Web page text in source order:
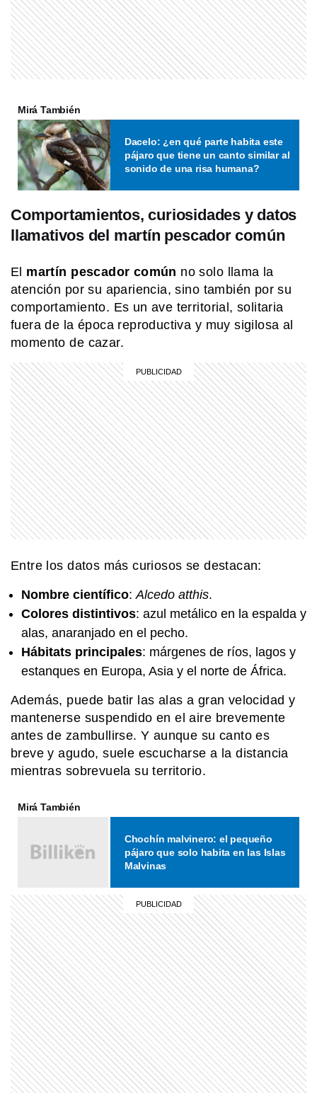
Mirá También
Dacelo: ¿en qué parte habita este
pájaro que tiene un canto similar al
sonido de una risa humana?
Comportamientos, curiosidades y datos
llamativos del martín pescador común
El martín pescador común no solo llama la
atención por su apariencia, sino también por su
comportamiento. Es un ave territorial, solitaria
fuera de la época reproductiva y muy sigilosa al
momento de cazar.
Entre los datos más curiosos se destacan:
Nombre científico:Alcedo atthis.
Colores distintivos: azul metálico en la espalda y
alas, anaranjado en el pecho.
Hábitats principales: márgenes de ríos, lagos y
estanques en Europa, Asia y el norte de África.
Además, puede batir las alas a gran velocidad y
mantenerse suspendido en el aire brevemente
antes de zambullirse. Y aunque su canto es
breve y agudo, suele escucharse a la distancia
mientras sobrevuela su territorio.
Mirá También
Chochín malvinero: el pequeño
pájaro que solo habita en las Islas
Malvinas
SABER MAS
¿Qué significa cuando los perros se
ponen panza arriba?
Cementerio El Salvador: el histórico
sorprende por su arte y su memoria
bonaerense que quedó en silencio
EL MUNDO
Canal de Suez: el paso marítimo que
puede cambiar el ritmo del comercio
mundial
SABER MAS
diferencian?
MI PAIS
24 de junio: la increíble coincidencia
entre Fangio y Sabato
SABER MAS
¿Por qué tenemos la costumbre de
taparnos la boca al bostezar?
¡Velocidad y estilo! La increíble
SABER MAS
¿Qué significa cuando los perros se
SABER MAS
Mar, golfo, bahía y estrecho: ¿cómo se
diferencian?
COMUNIDAD EDUCATIVA
cómo fomentarla en las casas y
escuelas
MI PAIS
Paso de San Francisco: el impactante
cruce argentino que está a más de
4.700 metros
INTERESANTE
¿Qué pasa con los envases después
de usarlos? La experiencia que
enseña a darles una segunda vida
MI PAIS
¿Quién fue Benito Quinquela Martín,
el artista enamorado de La Boca?